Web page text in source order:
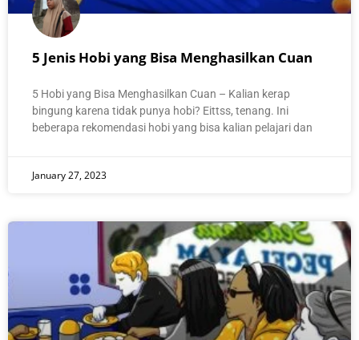
5 Jenis Hobi yang Bisa Menghasilkan Cuan
5 Hobi yang Bisa Menghasilkan Cuan – Kalian kerap
bingung karena tidak punya hobi? Eittss, tenang. Ini
beberapa rekomendasi hobi yang bisa kalian pelajari dan
January 27, 2023